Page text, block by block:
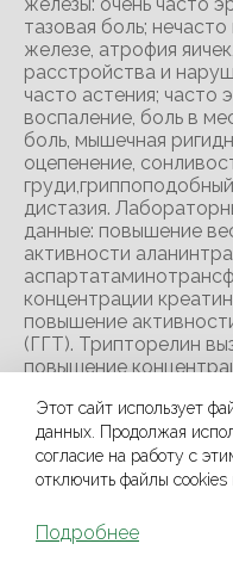
тазовая боль;
железе, атрофия
расстройства и
часто астения; часто
воспаление, боль в
боль, мышечная
оцепенение,
дистазия.
данные: повышение
активности
концентрации
повышение
(ГГТ). Трипторелин
повышение
первой инъекции. В
процента пациентов
временное
предстательной
(<2%), усилением
поражением (5%).
Этот сайт использует
данных. Продолжая
согласие на работу с
отключить файлы cookies
Подробнее